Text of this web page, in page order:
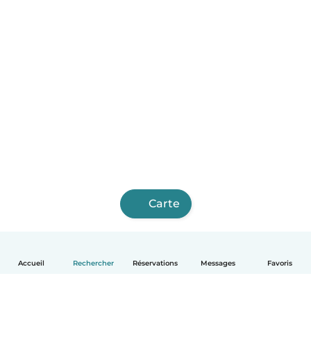
Accueil Rechercher Réservations Messages Favoris
Carte